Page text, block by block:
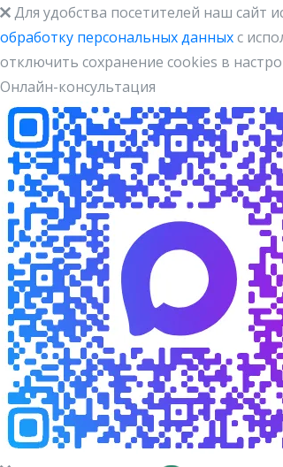
Для удобства посетителей наш сайт
обработку персональных данныхс
отключить сохранение cookies в
Онлайн-консультация